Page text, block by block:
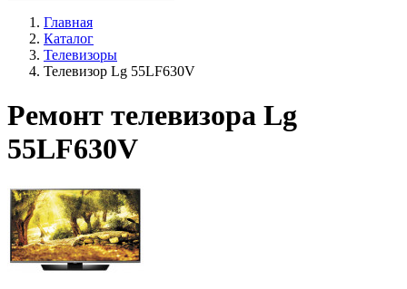
Главная
Каталог
Телевизоры
Телевизор Lg 55LF630V
Ремонт телевизора Lg
55LF630V